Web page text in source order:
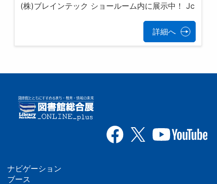
(株)ブレインテック ショールーム内に展示中！ Jc
詳細へ
ナビゲーション
ブース